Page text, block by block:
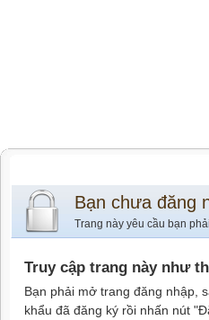
Bạn chưa đăng
Trang này yêu cầu bạn
Truy cập trang này như
Bạn phải mở trang đăng nhập,
khẩu đã đăng ký rồi nhấn nút